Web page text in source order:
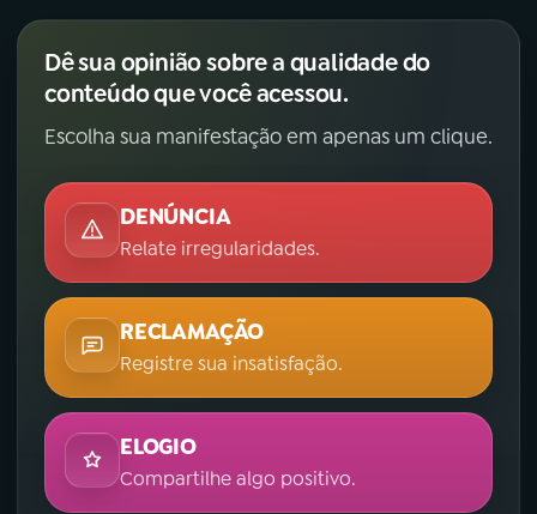
Dê sua opinião sobre a qualidade do
conteúdo que você acessou.
Escolha sua manifestação em apenas um clique.
DENÚNCIA
Relate irregularidades.
RECLAMAÇÃO
Registre sua insatisfação.
ELOGIO
Compartilhe algo positivo.